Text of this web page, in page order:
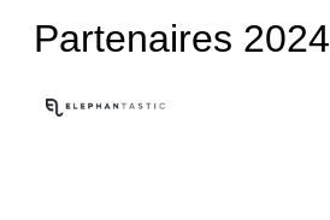
Partenaires 2024